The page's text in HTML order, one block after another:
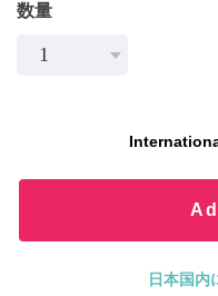
数量
日本国内